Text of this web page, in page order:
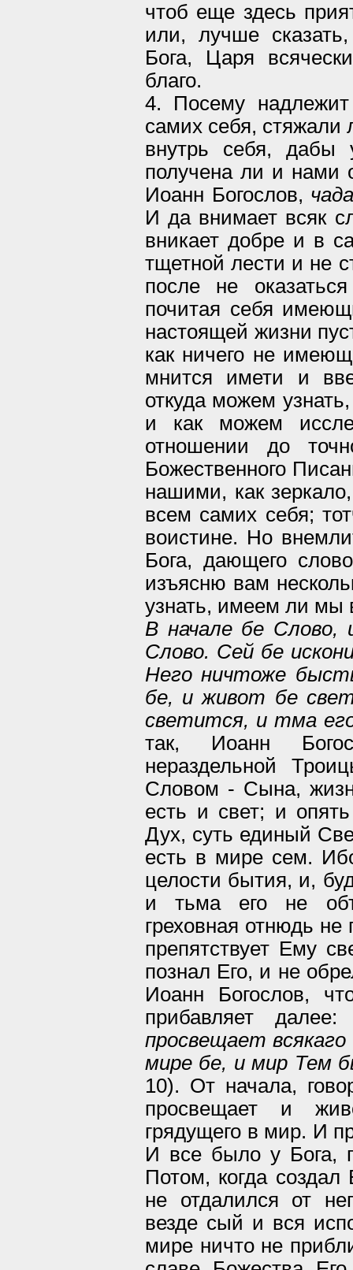
чтоб еще здесь
или, лучше
Бога, Царя
благо.
4. Посему
самих себя, стяжали
внутрь себя, дабы
получена ли и нами
Иоанн Богослов,
И да внимает всяк
вникает добре и в
тщетной лести и не
после не
почитая себя
настоящей жизни
как ничего не
мнится имети и
откуда можем
и как можем
отношении до
Божественного
нашими, как
всем самих себя;
воистине. Но
Бога, дающего
изъясню вам
узнать, имеем ли мы
В начале бе Слово,
Слово. Сей бе
Него ничтоже
бе, и живот бе
светится, и тма
так, Иоанн
нераздельной
Словом - Сына,
есть и свет; и
Дух, суть единый
есть в мире сем.
целости бытия, и,
и тьма его не
греховная отнюдь
препятствует Ему
познал Его, и не
Иоанн Богослов,
прибавляет
просвещает
мире бе, и мир Тем
10). От начала,
просвещает и
грядущего в мир. И
И все было у Бога,
Потом, когда
не отдалился от
везде сый и вся
мире ничто не